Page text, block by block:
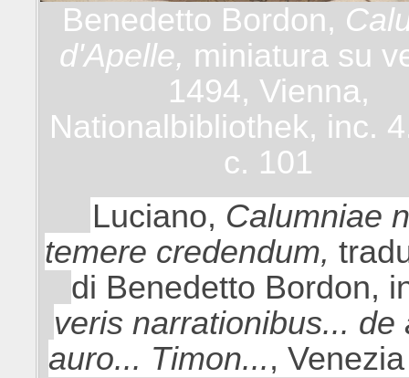
Benedetto Bordon,
d'Apelle, miniatura su
1494, Vienna,
Nationalbibliothek, inc.
c. 101
Luciano, Calumniae
temere credendum,
di Benedetto Bordon,
veris narrationibus... de
auro... Timon...,